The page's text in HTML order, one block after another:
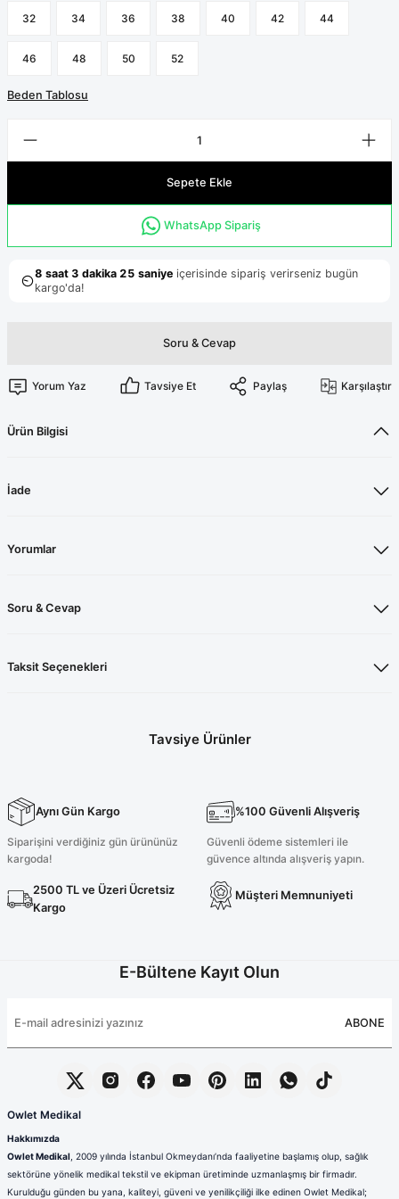
Likralı
Scrubs
Likralı Scrubs Alt
Forma Renkleri
32 34 36 38 40 42 44
46 48 50 52
Beden Tablosu
Sepete Ekle
WhatsApp Sipariş
Soru & Cevap
Yorum Yaz Tavsiye Et Paylaş Karşılaştır
Ürün Bilgisi
İade
Yorumlar
Soru & Cevap
Taksit Seçenekleri
Tavsiye Ürünler
200,00 TL 2.100,00 TL
Yeni
Koyu Vizon Likralı Cerrahi Üst
1.050,00 TL
Yeni
Likralı Koyu Vizon Polo Yaka Takım
2.400,00 TL
Aynı Gün Kargo
Siparişini verdiğiniz gün ürününüz
kargoda!
%100 Güvenli Alışveriş
Güvenli ödeme sistemleri ile
güvence altında alışveriş yapın.
2500 TL ve Üzeri Ücretsiz
Kargo
Müşteri Memnuniyeti
E-Bültene Kayıt Olun
ABONE
Owlet Medikal
Hakkımızda
Owlet Medikal , 2009 yılında İstanbul Okmeydanı’nda faaliyetine başlamış olup, sağlık
sektörüne yönelik medikal tekstil ve ekipman üretiminde uzmanlaşmış bir firmadır.
Kurulduğu günden bu yana, kaliteyi, güveni ve yenilikçiliği ilke edinen Owlet Medikal;